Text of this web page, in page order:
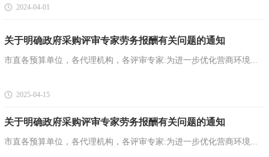
2024-04-01
关于明确政府采购评审专家劳务报酬有关问题的通知
市直各预算单位，各代理机构，各评审专家:为进一步优化营商环境...
2025-04-15
关于明确政府采购评审专家劳务报酬有关问题的通知
市直各预算单位，各代理机构，各评审专家:为进一步优化营商环境...